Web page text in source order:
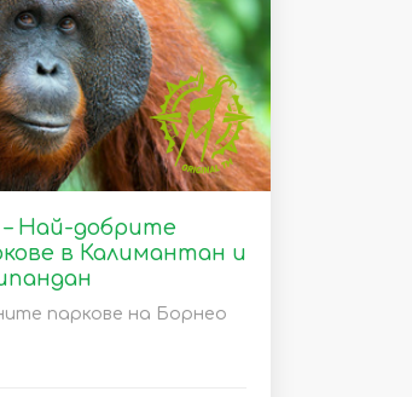
Най-добрите
в Калимантан и
паркове на Борнео